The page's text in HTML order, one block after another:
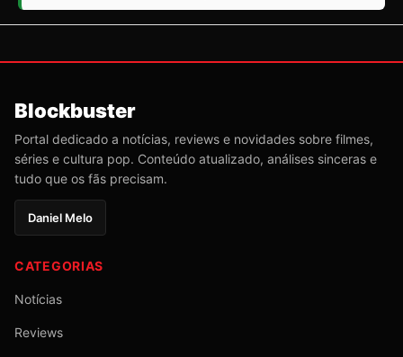
Blockbuster
Portal dedicado a notícias, reviews e novidades sobre filmes,
séries e cultura pop. Conteúdo atualizado, análises sinceras e
tudo que os fãs precisam.
Daniel Melo
CATEGORIAS
Notícias
Reviews